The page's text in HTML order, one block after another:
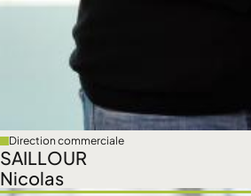
Direction commerciale
SAILLOUR
Nicolas